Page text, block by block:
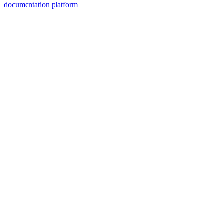
documentation platform